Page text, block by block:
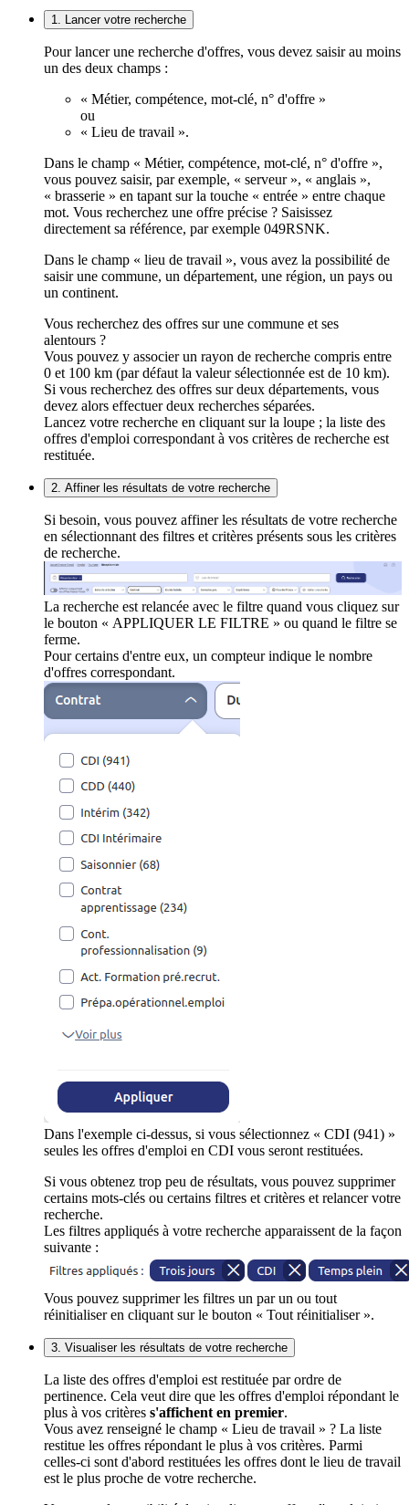
1. Lancer votre recherche
Pour lancer une recherche d'offres, vous devez saisir au moins
un des deux champs :
« Métier, compétence, mot-clé, n° d'offre »
ou
« Lieu de travail ».
Dans le champ « Métier, compétence, mot-clé, n° d'offre »,
vous pouvez saisir, par exemple, « serveur », « anglais »,
« brasserie » en tapant sur la touche « entrée » entre chaque
mot. Vous recherchez une offre précise ? Saisissez
directement sa référence, par exemple 049RSNK.
Dans le champ « lieu de travail », vous avez la possibilité de
saisir une commune, un département, une région, un pays ou
un continent.
Vous recherchez des offres sur une commune et ses
alentours ?
Vous pouvez y associer un rayon de recherche compris entre
0 et 100 km (par défaut la valeur sélectionnée est de 10 km).
Si vous recherchez des offres sur deux départements, vous
devez alors effectuer deux recherches séparées.
Lancez votre recherche en cliquant sur la loupe ; la liste des
offres d'emploi correspondant à vos critères de recherche est
restituée.
2. Affiner les résultats de votre recherche
Si besoin, vous pouvez affiner les résultats de votre recherche
en sélectionnant des filtres et critères présents sous les critères
de recherche.
La recherche est relancée avec le filtre quand vous cliquez sur
le bouton « APPLIQUER LE FILTRE » ou quand le filtre se
ferme.
Pour certains d'entre eux, un compteur indique le nombre
d'offres correspondant.
Dans l'exemple ci-dessus, si vous sélectionnez « CDI (941) »
seules les offres d'emploi en CDI vous seront restituées.
Si vous obtenez trop peu de résultats, vous pouvez supprimer
certains mots-clés ou certains filtres et critères et relancer votre
recherche.
Les filtres appliqués à votre recherche apparaissent de la façon
suivante :
Vous pouvez supprimer les filtres un par un ou tout
réinitialiser en cliquant sur le bouton « Tout réinitialiser ».
3. Visualiser les résultats de votre recherche
La liste des offres d'emploi est restituée par ordre de
pertinence. Cela veut dire que les offres d'emploi répondant le
plus à vos critères s'affichent en premier.
Vous avez renseigné le champ « Lieu de travail » ? La liste
restitue les offres répondant le plus à vos critères. Parmi
celles-ci sont d'abord restituées les offres dont le lieu de travail
est le plus proche de votre recherche.